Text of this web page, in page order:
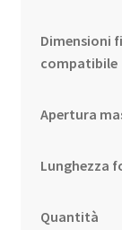
Dimensioni
compatibile
Apertura
Lunghezza
Quantità